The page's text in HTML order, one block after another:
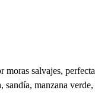
moras salvajes,
sandía, manzana